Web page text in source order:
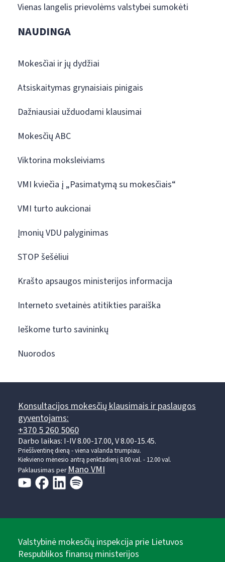
Vienas langelis prievolėms valstybei sumokėti
NAUDINGA
Mokesčiai ir jų dydžiai
Atsiskaitymas grynaisiais pinigais
Dažniausiai užduodami klausimai
Mokesčių ABC
Viktorina moksleiviams
VMI kviečia į „Pasimatymą su mokesčiais“
VMI turto aukcionai
Įmonių VDU palyginimas
STOP šešėliui
Krašto apsaugos ministerijos informacija
Interneto svetainės atitikties paraiška
Ieškome turto savininkų
Nuorodos
Konsultacijos mokesčių klausimais ir paslaugos
gyventojams:
+370 5 260 5060
Darbo laikas: I-IV 8.00-17.00, V 8.00-15.45.
Prieššventinę dieną - viena valanda trumpiau.
Kiekvieno mėnesio antrą penktadienį 8.00 val. - 12.00 val.
Paklausimas perMano VMI
Valstybinė mokesčių inspekcija prie Lietuvos
Respublikos finansų ministerijos